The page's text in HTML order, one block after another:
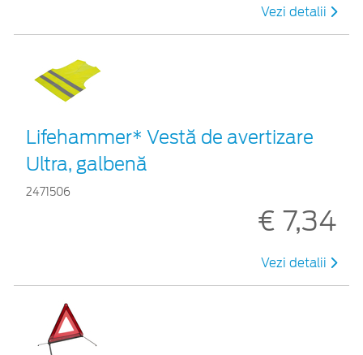
Vezi detalii
Lifehammer* Vestă de avertizare
Ultra, galbenă
2471506
€ 7,34
Vezi detalii